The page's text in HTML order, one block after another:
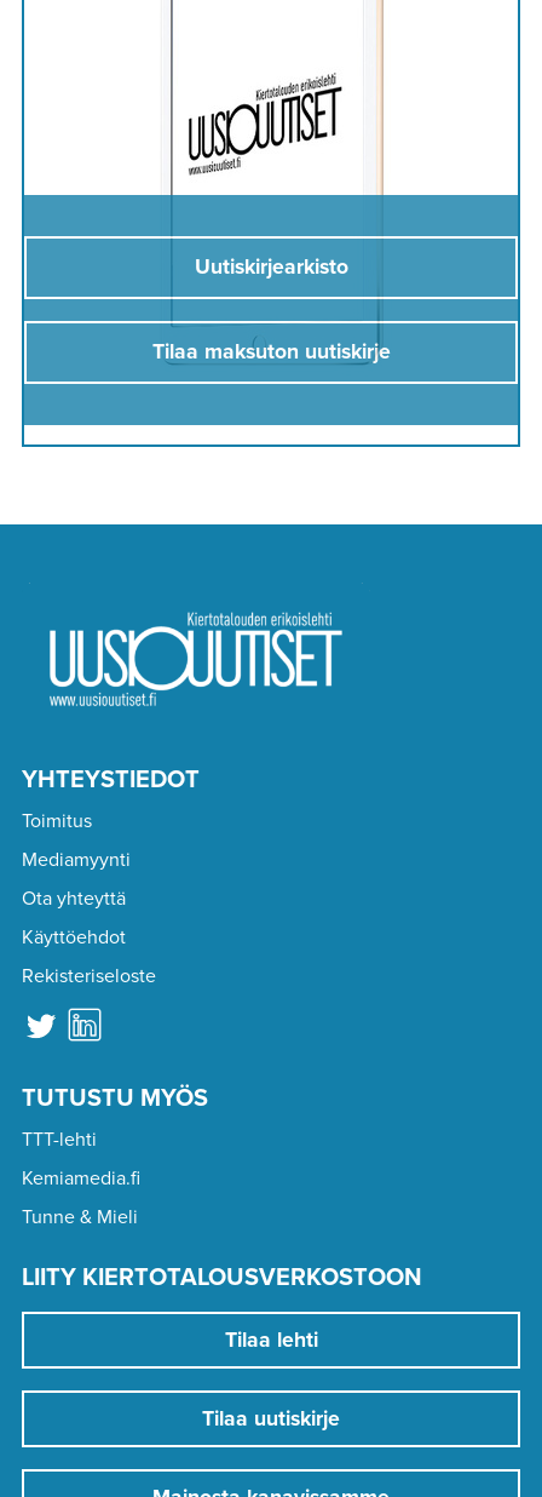
Uutiskirjearkisto
Tilaa maksuton uutiskirje
YHTEYSTIEDOT
Toimitus
Mediamyynti
Ota yhteyttä
Käyttöehdot
Rekisteriseloste
TUTUSTU MYÖS
TTT-lehti
Kemiamedia.fi
Tunne & Mieli
LIITY KIERTOTALOUSVERKOSTOON
Tilaa lehti
Tilaa uutiskirje